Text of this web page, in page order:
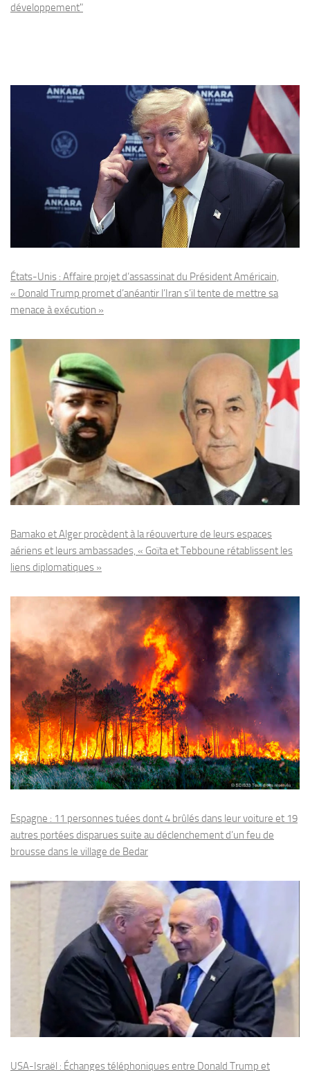
développement"
États-Unis : Affaire projet d’assassinat du Président Américain,
« Donald Trump promet d’anéantir l’Iran s’il tente de mettre sa
menace à exécution »
Bamako et Alger procèdent à la réouverture de leurs espaces
aériens et leurs ambassades, « Goïta et Tebboune rétablissent les
liens diplomatiques »
Espagne : 11 personnes tuées dont 4 brûlés dans leur voiture et 19
autres portées disparues suite au déclenchement d’un feu de
brousse dans le village de Bedar
USA-Israël : Échanges téléphoniques entre Donald Trump et